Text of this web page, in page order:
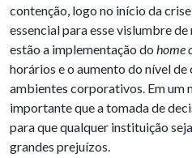
contenção, logo no início da
essencial para esse vislumbre
estão a implementação do home
horários e o aumento do nível de
ambientes corporativos. Em um
importante que a tomada de
para que qualquer instituição
grandes prejuízos.